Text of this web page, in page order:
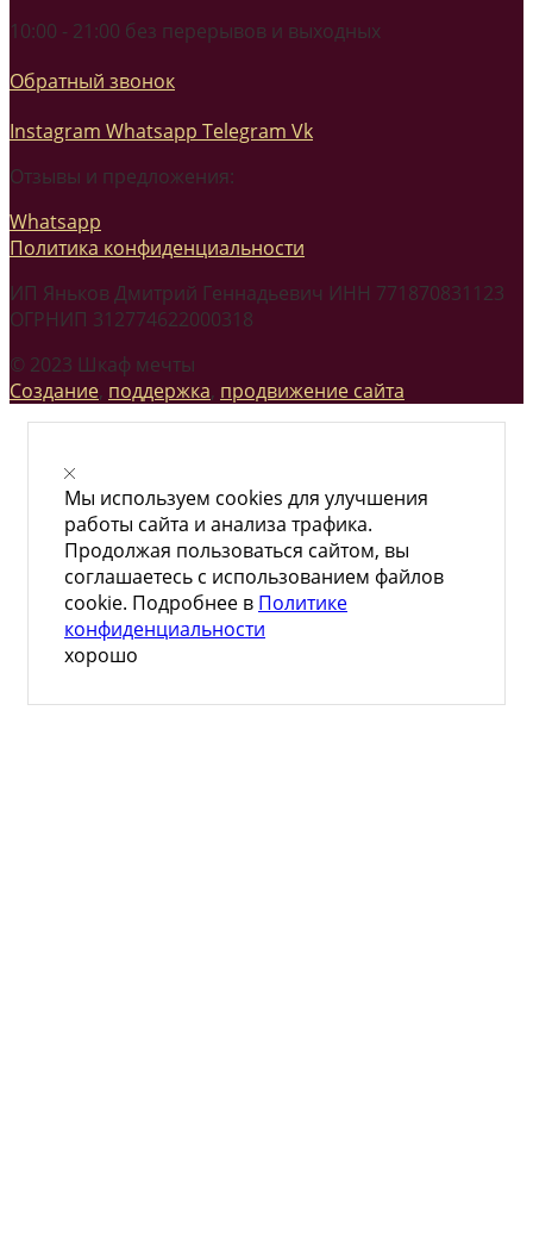
10:00 - 21:00 без перерывов и выходных
Обратный звонок
Instagram Whatsapp Telegram Vk
Отзывы и предложения:
Whatsapp
Политика конфиденциальности
ИП Яньков Дмитрий Геннадьевич ИНН 771870831123
ОГРНИП 312774622000318
© 2023 Шкаф мечты
Создание, поддержка, продвижение сайта
Мы используем cookies для улучшения
работы сайта и анализа трафика.
Продолжая пользоваться сайтом, вы
соглашаетесь с использованием файлов
cookie. Подробнее в Политике
конфиденциальности
хорошо